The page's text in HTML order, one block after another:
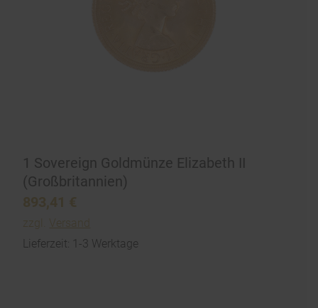
1 Sovereign Goldmünze Elizabeth II
(Großbritannien)
893,41 €
zzgl.
Versand
Lieferzeit: 1-3 Werktage